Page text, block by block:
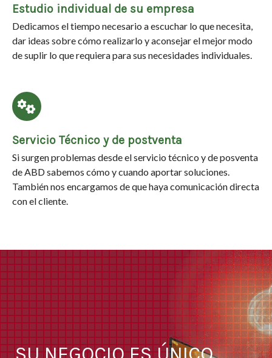
Estudio individual de su empresa
Dedicamos el tiempo necesario a escuchar lo que necesita,
dar ideas sobre cómo realizarlo y aconsejar el mejor modo
de suplir lo que requiera para sus necesidades individuales.
Servicio Técnico y de postventa
Si surgen problemas desde el servicio técnico y de posventa
de ABD sabemos cómo y cuando aportar soluciones.
También nos encargamos de que haya comunicación directa
con el cliente.